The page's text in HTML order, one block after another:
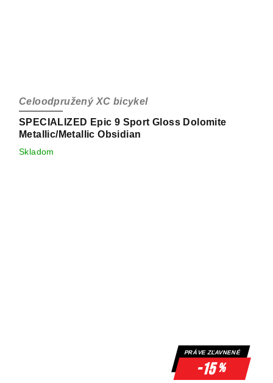
SPECIALIZED Epic 9 Sport Gloss Dolomite
Metallic/Metallic Obsidian
Celoodpružený XC bicykel
Skladom
PRÁVE ZĽAVNENÉ
-15%